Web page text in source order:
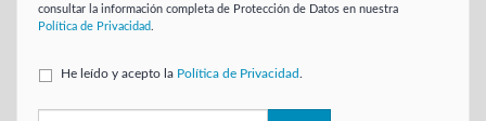
consultar la información completa de Protección de Datos en nuestra
Política de Privacidad
He leído y acepto la Política de Privacidad